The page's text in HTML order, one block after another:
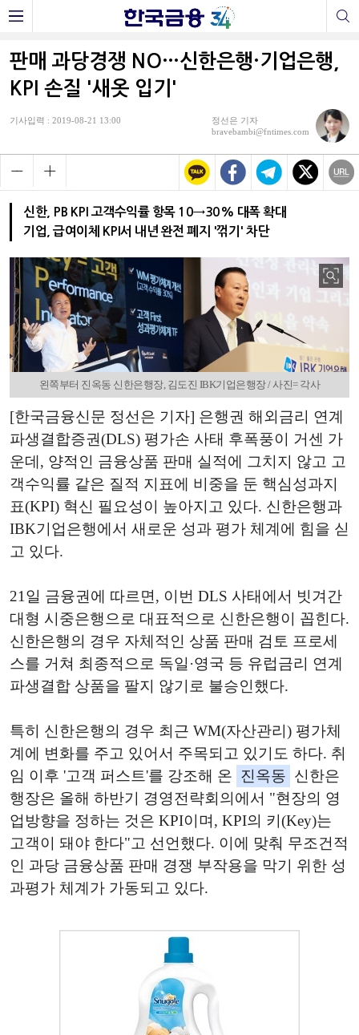
판매 과당경쟁 NO…신한은행·기업은행,
KPI 손질 '새옷 입기'
기사입력 : 2019-08-21 13:00
정선은 기자
bravebambi@fntimes.com
신한, PB KPI 고객수익률 항목 10→30% 대폭 확대
기업, 급여이체 KPI서 내년 완전 폐지 '꺾기' 차단
왼쪽부터 진옥동 신한은행장, 김도진 IBK기업은행장 / 사진= 각사
[한국금융신문 정선은 기자] 은행권 해외금리 연계
파생결합증권(DLS) 평가손 사태 후폭풍이 거센 가
운데, 양적인 금융상품 판매 실적에 그치지 않고 고
객수익률 같은 질적 지표에 비중을 둔 핵심성과지
표(KPI) 혁신 필요성이 높아지고 있다. 신한은행과
IBK기업은행에서 새로운 성과 평가 체계에 힘을 싣
고 있다.
21일 금융권에 따르면, 이번 DLS 사태에서 빗겨간
대형 시중은행으로 대표적으로 신한은행이 꼽힌다.
신한은행의 경우 자체적인 상품 판매 검토 프로세
스를 거쳐 최종적으로 독일·영국 등 유럽금리 연계
파생결합 상품을 팔지 않기로 불승인했다.
특히 신한은행의 경우 최근 WM(자산관리) 평가체
계에 변화를 주고 있어서 주목되고 있기도 하다. 취
임 이후 '고객 퍼스트'를 강조해 온 진옥동 신한은
행장은 올해 하반기 경영전략회의에서 "현장의 영
업방향을 정하는 것은 KPI이며, KPI의 키(Key)는
고객이 돼야 한다"고 선언했다. 이에 맞춰 무조건적
인 과당 금융상품 판매 경쟁 부작용을 막기 위한 성
과평가 체계가 가동되고 있다.